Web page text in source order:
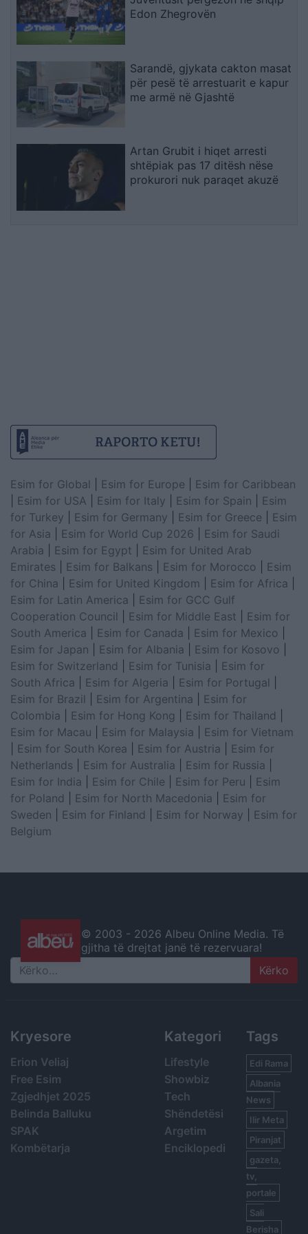
Edon Zhegrovën
Sarandë, gjykata cakton masat
për pesë të arrestuarit e kapur
me armë në Gjashtë
Artan Grubit i hiqet arresti
shtëpiak pas 17 ditësh nëse
prokurori nuk paraqet akuzë
Esim for Global Esim for Europe
Esim for Caribbean
Esim for USA Esim for Italy Esim for Spain
Esim
for Turkey
Esim for Germany Esim for Greece
Esim
for Asia
Esim for World Cup 2026
Esim for Saudi
Arabia
Esim for Egypt
Esim for United Arab
Emirates
Esim for Balkans Esim for Morocco
Esim
for China
Esim for United Kingdom Esim for Africa
Esim for Latin America
Esim for GCC Gulf
Cooperation Council
Esim for Middle East
Esim for
South America
Esim for Canada Esim for Mexico
Esim for Japan
Esim for Albania Esim for Kosovo
Esim for Switzerland
Esim for Tunisia
Esim for
South Africa
Esim for Algeria Esim for Portugal
Esim for Brazil
Esim for Argentina
Esim for
Colombia
Esim for Hong Kong Esim for Thailand
Esim for Macau
Esim for Malaysia
Esim for Vietnam
Esim for South Korea Esim for Austria
Esim for
Netherlands
Esim for Australia Esim for Russia
Esim for India
Esim for Chile Esim for Peru
Esim
for Poland
Esim for North Macedonia
Esim for
Sweden
Esim for Finland Esim for Norway
Esim for
Belgium
© 2003 - 2026 Albeu Online Media. Të
gjitha të drejtat janë të rezervuara!
Search
Kryesore
Erion Veliaj
Free Esim
Zgjedhjet 2025
Belinda Balluku
SPAK
Kombëtarja
Kategori
Lifestyle
Showbiz
Tech
Shëndetësi
Argetim
Enciklopedi
Tags
Edi Rama
Albania
News
Ilir Meta
Piranjat
gazeta,
tv,
portale
Sali
Berisha